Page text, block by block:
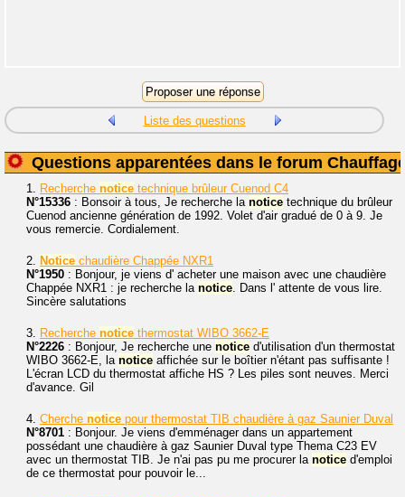
Liste des questions
Questions apparentées dans le forum
1. Recherche notice technique brûleur Cuenod C4
N°15336 : Bonsoir à tous, Je recherche la notice technique du brûleur
Cuenod ancienne génération de 1992. Volet d'air gradué de 0 à 9. Je
vous remercie. Cordialement.
2. Notice chaudière Chappée NXR1
N°1950 : Bonjour, je viens d' acheter une maison avec une chaudière
Chappée NXR1 : je recherche la notice. Dans l' attente de vous lire.
Sincère salutations
3. Recherche notice thermostat WIBO 3662-E
N°2226 : Bonjour, Je recherche une notice d'utilisation d'un thermostat
WIBO 3662-E, la notice affichée sur le boîtier n'étant pas suffisante !
L'écran LCD du thermostat affiche HS ? Les piles sont neuves. Merci
d'avance. Gil
4. Cherche notice pour thermostat TIB chaudière à gaz Saunier Duval
N°8701 : Bonjour. Je viens d'emménager dans un appartement
possédant une chaudière à gaz Saunier Duval type Thema C23 EV
avec un thermostat TIB. Je n'ai pas pu me procurer la notice d'emploi
de ce thermostat pour pouvoir le...